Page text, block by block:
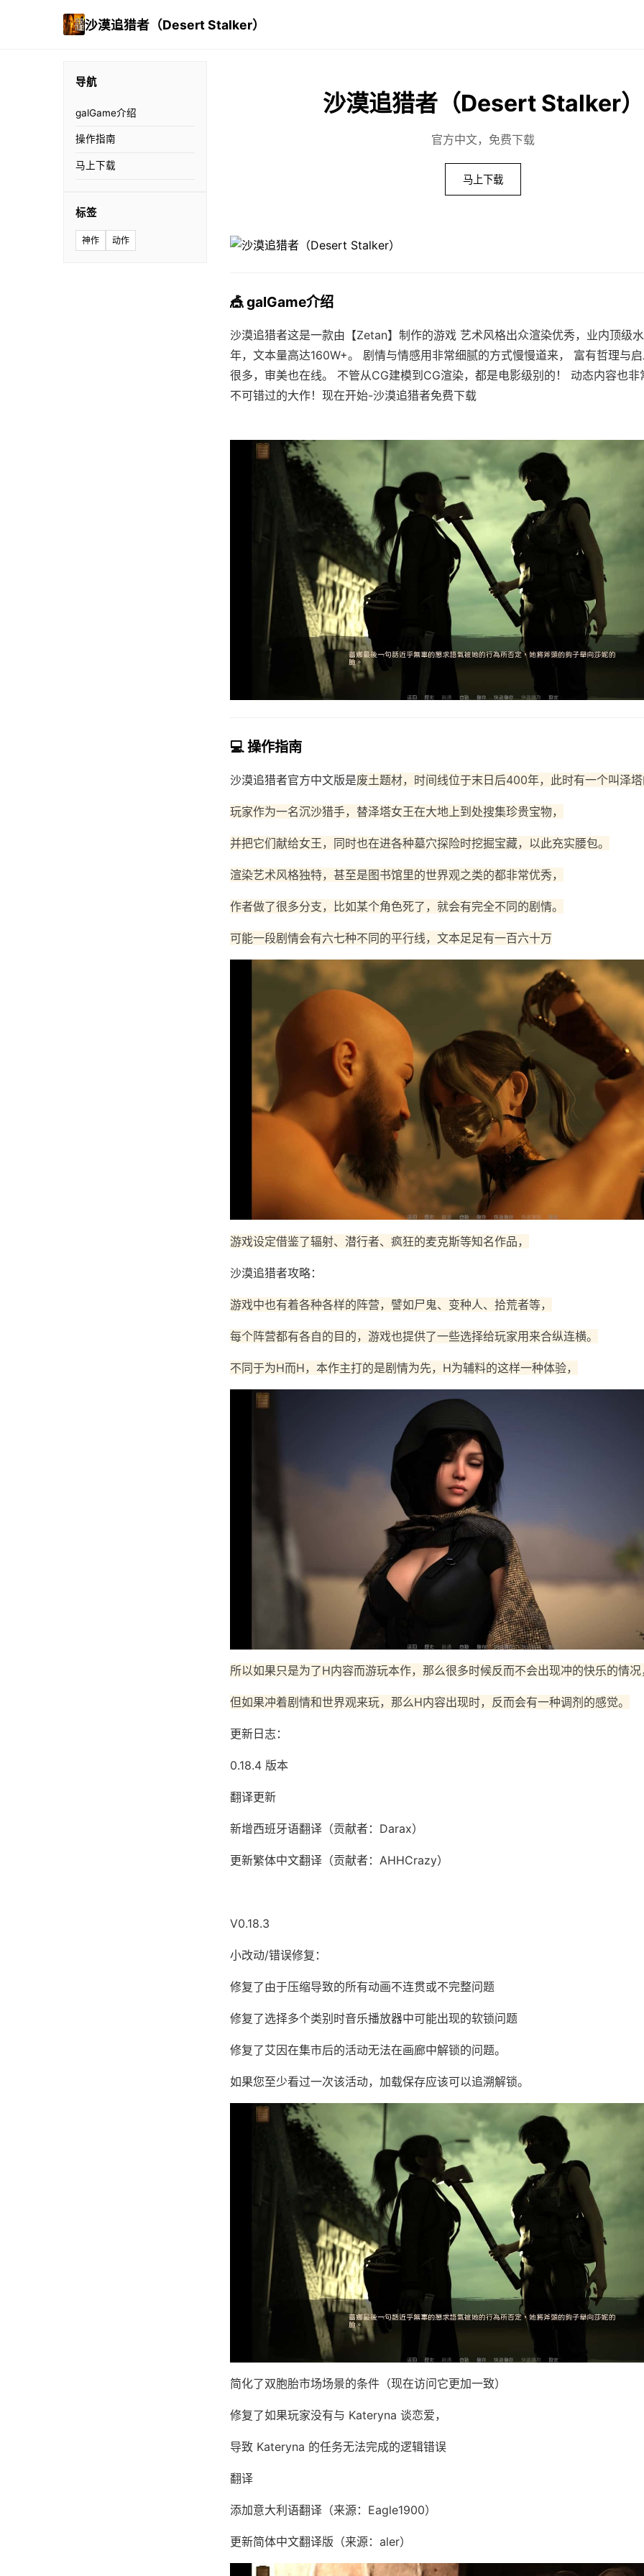
沙漠追猎者（Desert Stalker）
导航
galGame介绍
操作指南
马上下载
标签
神作 动作
沙漠追猎者（Desert Stalker）
官方中文，免费下载
马上下载
🎪 galGame介绍
沙漠追猎者这是一款由【Zetan】制作的游戏 艺术风格出众渲染优秀，业内顶级
年，文本量高达160W+。 剧情与情感用非常细腻的方式慢慢道来， 富有哲理与
很多，审美也在线。 不管从CG建模到CG渲染，都是电影级别的！ 动态内容也
不可错过的大作！现在开始-沙漠追猎者免费下载
💻 操作指南
沙漠追猎者官方中文版是废土题材，时间线位于末日后400年，此时有一个叫泽
玩家作为一名沉沙猎手，替泽塔女王在大地上到处搜集珍贵宝物，
并把它们献给女王，同时也在进各种墓穴探险时挖掘宝藏，以此充实腰包。
渲染艺术风格独特，甚至是图书馆里的世界观之类的都非常优秀，
作者做了很多分支，比如某个角色死了，就会有完全不同的剧情。
可能一段剧情会有六七种不同的平行线，文本足足有一百六十万
游戏设定借鉴了辐射、潜行者、疯狂的麦克斯等知名作品，
沙漠追猎者攻略：
游戏中也有着各种各样的阵营，譬如尸鬼、变种人、拾荒者等，
每个阵营都有各自的目的，游戏也提供了一些选择给玩家用来合纵连横。
不同于为H而H，本作主打的是剧情为先，H为辅料的这样一种体验，
所以如果只是为了H内容而游玩本作，那么很多时候反而不会出现冲的快乐的情况
但如果冲着剧情和世界观来玩，那么H内容出现时，反而会有一种调剂的感觉。
更新日志：
0.18.4 版本
翻译更新
新增西班牙语翻译（贡献者：Darax）
更新繁体中文翻译（贡献者：AHHCrazy）
V0.18.3
小改动/错误修复：
修复了由于压缩导致的所有动画不连贯或不完整问题
修复了选择多个类别时音乐播放器中可能出现的软锁问题
修复了艾因在集市后的活动无法在画廊中解锁的问题。
如果您至少看过一次该活动，加载保存应该可以追溯解锁。
简化了双胞胎市场场景的条件（现在访问它更加一致）
修复了如果玩家没有与 Kateryna 谈恋爱，
导致 Kateryna 的任务无法完成的逻辑错误
翻译
添加意大利语翻译（来源：Eagle1900）
更新简体中文翻译版（来源：aler）